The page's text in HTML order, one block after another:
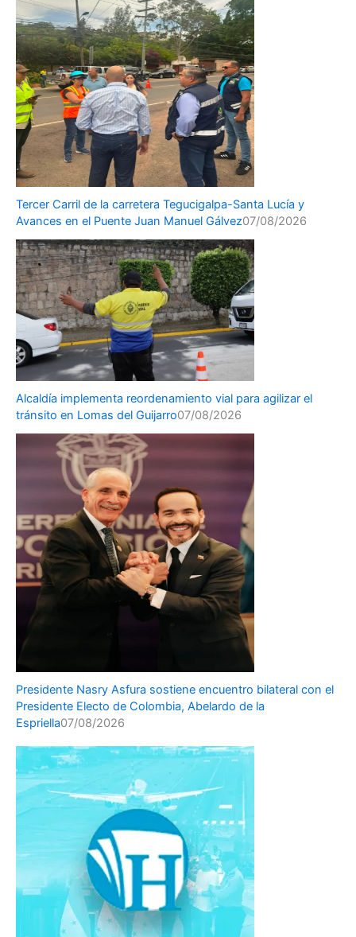
Tercer Carril de la carretera Tegucigalpa-Santa Lucía y
Avances en el Puente Juan Manuel Gálvez07/08/2026
Alcaldía implementa reordenamiento vial para agilizar el
tránsito en Lomas del Guijarro07/08/2026
Presidente Nasry Asfura sostiene encuentro bilateral con el
Presidente Electo de Colombia, Abelardo de la
Espriella07/08/2026